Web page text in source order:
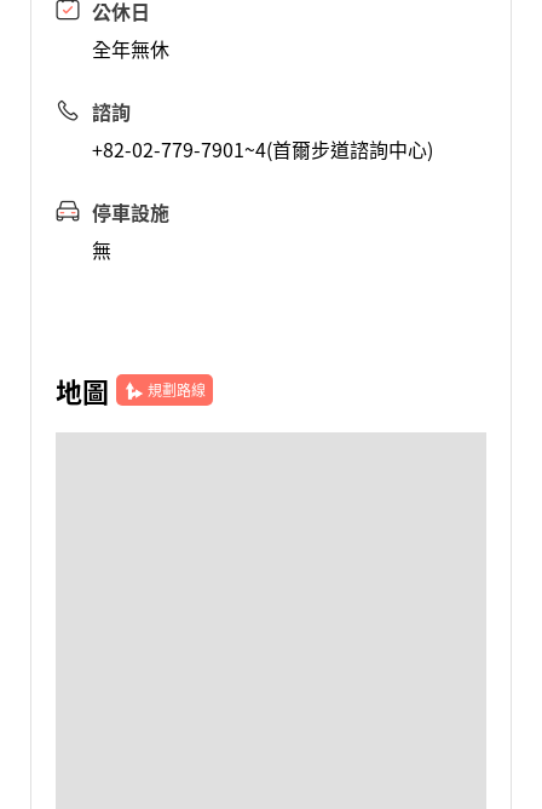
公休日
全年無休
諮詢
+82-02-779-7901~4(首爾步道諮詢中心)
停車設施
無
地圖 規劃路線